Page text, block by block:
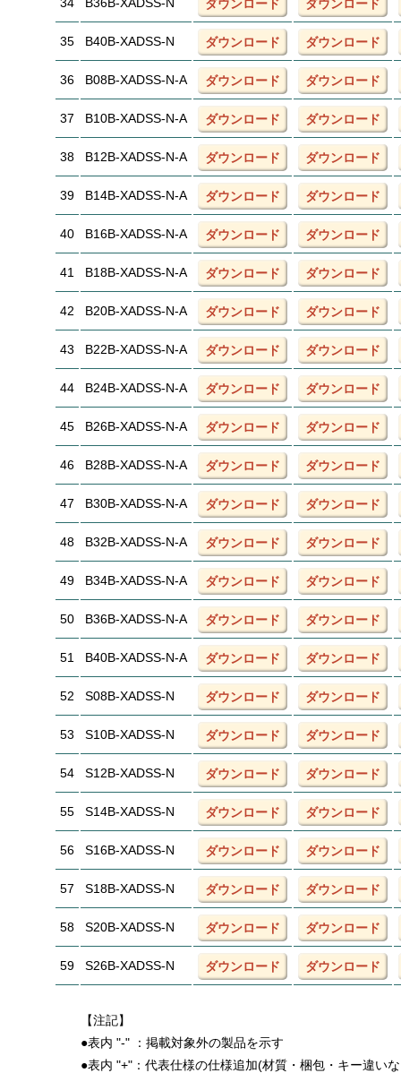
ダウンロード ダウンロード
35 B40B-XADSS-N ダウンロード ダウンロード
36 B08B-XADSS-N-A ダウンロード ダウンロード
37 B10B-XADSS-N-A ダウンロード ダウンロード
38 B12B-XADSS-N-A ダウンロード ダウンロード
39 B14B-XADSS-N-A ダウンロード ダウンロード
40 B16B-XADSS-N-A ダウンロード ダウンロード
41 B18B-XADSS-N-A ダウンロード ダウンロード
42 B20B-XADSS-N-A ダウンロード ダウンロード
43 B22B-XADSS-N-A ダウンロード ダウンロード
44 B24B-XADSS-N-A ダウンロード ダウンロード
45 B26B-XADSS-N-A ダウンロード ダウンロード
46 B28B-XADSS-N-A ダウンロード ダウンロード
47 B30B-XADSS-N-A ダウンロード ダウンロード
48 B32B-XADSS-N-A ダウンロード ダウンロード
49 B34B-XADSS-N-A ダウンロード ダウンロード
50 B36B-XADSS-N-A ダウンロード ダウンロード
51 B40B-XADSS-N-A ダウンロード ダウンロード
52 S08B-XADSS-N ダウンロード ダウンロード
53 S10B-XADSS-N ダウンロード ダウンロード
54 S12B-XADSS-N ダウンロード ダウンロード
55 S14B-XADSS-N ダウンロード ダウンロード
56 S16B-XADSS-N ダウンロード ダウンロード
57 S18B-XADSS-N ダウンロード ダウンロード
58 S20B-XADSS-N ダウンロード ダウンロード
59 S26B-XADSS-N ダウンロード ダウンロード
【注記】
●表内 "-" ：掲載対象外の製品を示す
●表内 "+"：代表仕様の仕様追加(材質・梱包・キー違い